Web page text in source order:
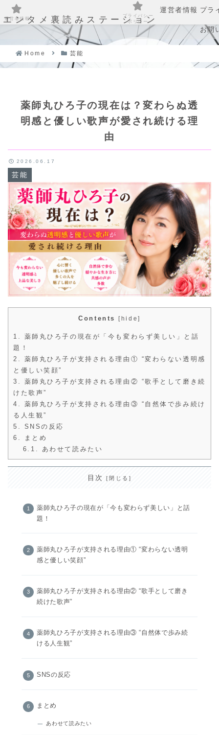
エンタメ裏読みステーション
運営者情報 プラ
お問
Home 芸能
薬師丸ひろ子の現在は？変わらぬ透
明感と優しい歌声が愛され続ける理
由
芸能
2026.06.17
Contents [ hide]
1.
薬師丸ひろ子の現在が「今も変わらず美しい」と話
題！
2.
薬師丸ひろ子が支持される理由① “変わらない透明感
と優しい笑顔”
3.
薬師丸ひろ子が支持される理由② “歌手として磨き続
けた歌声”
4.
薬師丸ひろ子が支持される理由③ “自然体で歩み続け
る人生観”
5.
SNSの反応
6.
まとめ
6.1.
あわせて読みたい
目次
薬師丸ひろ子の現在が「今も変わらず美しい」と話
題！
薬師丸ひろ子が支持される理由① “変わらない透明
感と優しい笑顔”
薬師丸ひろ子が支持される理由② “歌手として磨き
続けた歌声”
薬師丸ひろ子が支持される理由③ “自然体で歩み続
ける人生観”
SNSの反応
まとめ
あわせて読みたい
運営者情報
プライバシー
ポリシー